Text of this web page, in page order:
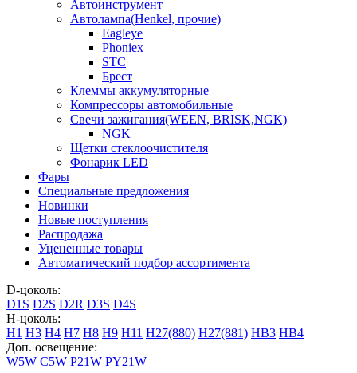
Автоинструмент
Автолампа(Henkel, прочие)
Eagleye
Phoniex
STC
Брест
Клеммы аккумуляторные
Компрессоры автомобильные
Свечи зажигания(WEEN, BRISK,NGK)
NGK
Щетки стеклоочистителя
Фонарик LED
Фары
Специальные предложения
Новинки
Новые поступления
Распродажа
Уцененные товары
Автоматический подбор ассортимента
D-цоколь:
D1S D2S D2R D3S D4S
H-цоколь:
H1 H3 H4 H7 H8 H9 H11 H27(880) H27(881) HB3 HB4
Доп. освещение:
W5W C5W P21W PY21W